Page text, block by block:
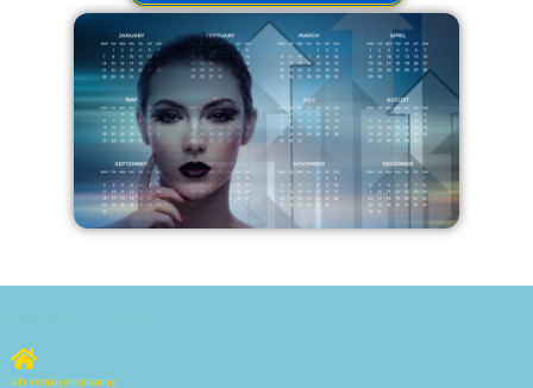
4D-Vermögensplanung